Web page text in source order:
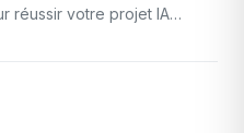
réussir votre projet IA